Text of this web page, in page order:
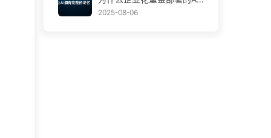
助手，总在关键时刻“失
2025-08-06